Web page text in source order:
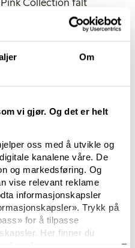
Om
vi gjør. Og det er helt
oss med å utvikle og
kanalene våre. De
og markedsføring. Og
vise relevant reklame
informasjonskapsler
Trykk på
for å tilpasse
Her finner du
våre kunder med å
samtidig gir man
har også solgt mange
Men den største
FK vant over
oppmerksomhet til
Kathrine Sørland,
sløyfe-ambassadør for
våre sponsorer
i Rosa
oss med å spre
til